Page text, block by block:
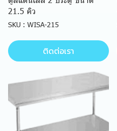
21.5 คิว
SKU : WISA-215
ติดต่อเรา